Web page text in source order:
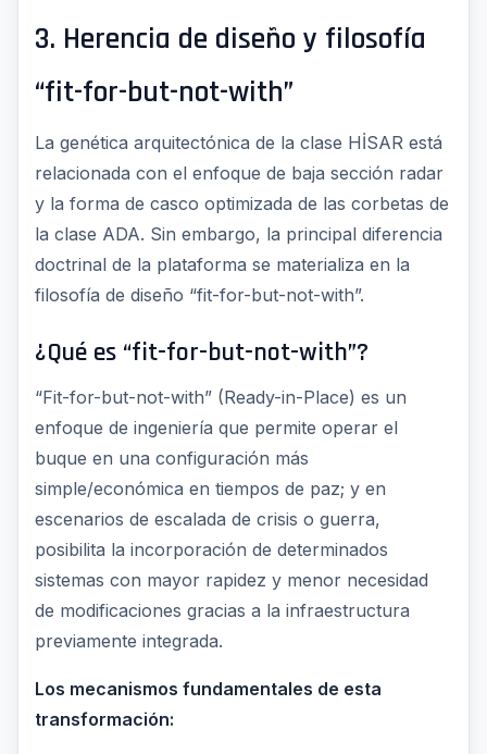
3. Herencia de diseño y filosofía
“fit-for-but-not-with”
La genética arquitectónica de la clase HİSAR está
relacionada con el enfoque de baja sección radar
y la forma de casco optimizada de las corbetas de
la clase ADA. Sin embargo, la principal diferencia
doctrinal de la plataforma se materializa en la
filosofía de diseño “fit-for-but-not-with”.
¿Qué es “fit-for-but-not-with”?
“Fit-for-but-not-with” (Ready-in-Place) es un
enfoque de ingeniería que permite operar el
buque en una configuración más
simple/económica en tiempos de paz; y en
escenarios de escalada de crisis o guerra,
posibilita la incorporación de determinados
sistemas con mayor rapidez y menor necesidad
de modificaciones gracias a la infraestructura
previamente integrada.
Los mecanismos fundamentales de esta
transformación: